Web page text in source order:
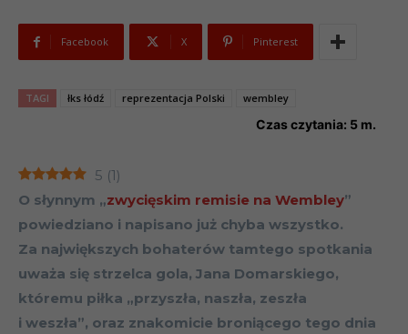
Facebook X Pinterest
TAGI łks łódź reprezentacja Polski wembley
Czas czytania: 5 m.
5 (1)
O słynnym „zwycięskim remisie na Wembley”
powiedziano i napisano już chyba wszystko.
Za największych bohaterów tamtego spotkania
uważa się strzelca gola, Jana Domarskiego,
któremu piłka „przyszła, naszła, zeszła
i weszła”, oraz znakomicie broniącego tego dnia